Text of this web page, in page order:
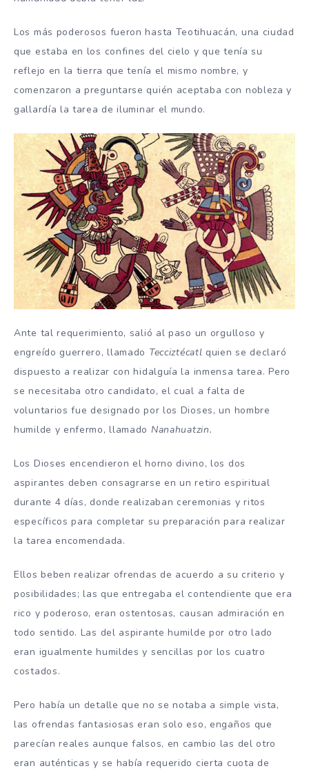
Los más poderosos fueron hasta Teotihuacán, una ciudad
que estaba en los confines del cielo y que tenía su
reflejo en la tierra que tenía el mismo nombre, y
comenzaron a preguntarse quién aceptaba con nobleza y
gallardía la tarea de iluminar el mundo.
Ante tal requerimiento, salió al paso un orgulloso y
engreído guerrero, llamado Tecciztécatl quien se declaró
dispuesto a realizar con hidalguía la inmensa tarea. Pero
se necesitaba otro candidato, el cual a falta de
voluntarios fue designado por los Dioses, un hombre
humilde y enfermo, llamado Nanahuatzin.
Los Dioses encendieron el horno divino, los dos
aspirantes deben consagrarse en un retiro espiritual
durante 4 días, donde realizaban ceremonias y ritos
específicos para completar su preparación para realizar
la tarea encomendada.
Ellos beben realizar ofrendas de acuerdo a su criterio y
posibilidades; las que entregaba el contendiente que era
rico y poderoso, eran ostentosas, causan admiración en
todo sentido. Las del aspirante humilde por otro lado
eran igualmente humildes y sencillas por los cuatro
costados.
Pero había un detalle que no se notaba a simple vista,
las ofrendas fantasiosas eran solo eso, engaños que
parecían reales aunque falsos, en cambio las del otro
eran auténticas y se había requerido cierta cuota de